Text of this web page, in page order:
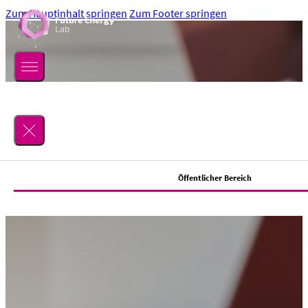
Zum Hauptinhalt springen Zum Footer springen
Öffentlicher Bereich